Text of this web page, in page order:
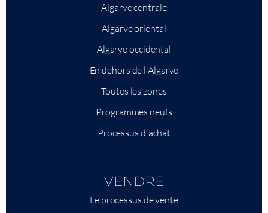
Algarve centrale
Algarve oriental
Algarve occidental
En dehors de l'Algarve
Toutes les zones
Programmes neufs
Processus d'achat
VENDRE
Le processus de vente